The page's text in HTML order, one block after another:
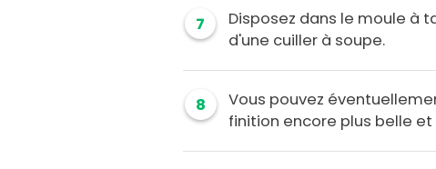
7
Disposez dans le moule à
d'une cuiller à soupe.
8
Vous pouvez
finition encore plus belle et